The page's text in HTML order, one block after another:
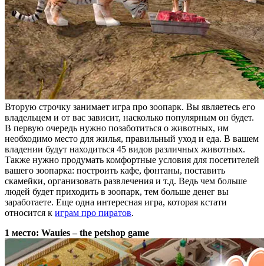
Вторую строчку занимает игра про зоопарк. Вы являетесь его
владельцем и от вас зависит, насколько популярным он будет.
В первую очередь нужно позаботиться о животных, им
необходимо место для жилья, правильный уход и еда. В вашем
владении будут находиться 45 видов различных животных.
Также нужно продумать комфортные условия для посетителей
вашего зоопарка: построить кафе, фонтаны, поставить
скамейки, организовать развлечения и т.д. Ведь чем больше
людей будет приходить в зоопарк, тем больше денег вы
заработаете. Еще одна интересная игра, которая кстати
относится к играм про пиратов.
1 место: Wauies – the petshop game